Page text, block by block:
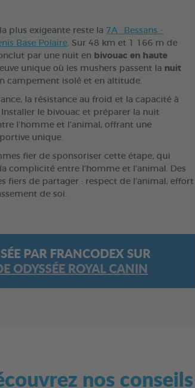
plus exigeante reste la7A : Bessans -
Base Polaire . Sur 48 km et 1 166 m de
par une nuit en bivouac en haute
unique où les mushers passent la nuit
campement isolé et en altitude.
la résistance au froid et la capacité à
le bivouac et préparer la nuit
l’homme et l’animal, offrant une
unique.
fier de sponsoriser cette étape, qui
complicité entre l’homme et l’animal. Des
fiers de partager : respect de l’animal, effort
de soi.
PAR FRANCODEX SUR
ODYSSÉE ROYAL CANIN
nos conseils